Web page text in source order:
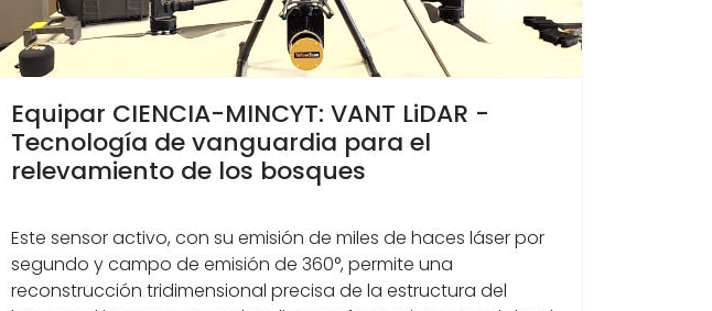
Equipar CIENCIA-MINCYT: VANT LiDAR -
Tecnología de vanguardia para el
relevamiento de los bosques
Este sensor activo, con su emisión de miles de haces láser por
segundo y campo de emisión de 360°, permite una
reconstrucción tridimensional precisa de la estructura del